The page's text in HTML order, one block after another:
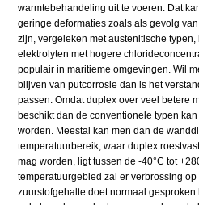
warmtebehandeling uit te voeren. Dat
geringe deformaties zoals als gevolg
zijn, vergeleken met austenitische
elektrolyten met hogere
populair in maritieme omgevingen. Wil
blijven van putcorrosie dan is het
passen. Omdat duplex over veel betere
beschikt dan de conventionele typen
worden. Meestal kan men dan de
temperatuurbereik, waar duplex
mag worden, ligt tussen de -40°C tot
temperatuurgebied zal er verbrossing
zuurstofgehalte doet normaal